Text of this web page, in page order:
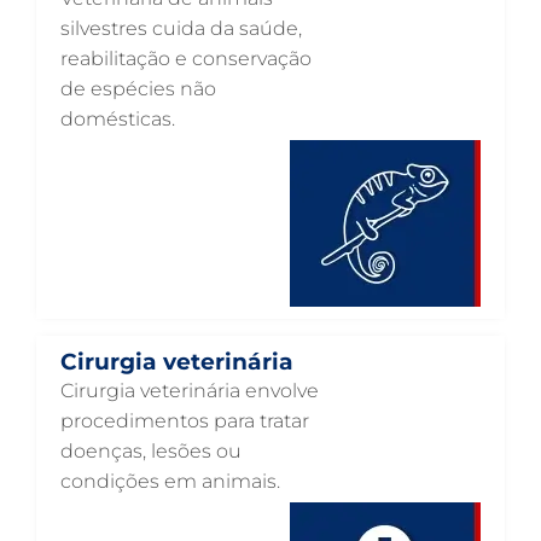
ENDOCRINOLOGIA VETERINÁRIA EM GUARULHOS
EMERGÊNCIA VETERINÁRIA EM GUARULHOS
EMERGÊNCIA PARA PETS EM GUARULHOS
DERMATOLOGIA VETERINÁRIA EM GUARULHOS
CUIDADOS INTENSIVOS EM ANIMAIS EM GUARULHOS
CUIDADOS EM ANIMAIS 24 HORAS EM GUARULHOS
CLÍNICA VETERINÁRIA 24 HORAS EM GUARULHOS
CIRURGIA VETERINÁRIA GERAL EM GUARULHOS
CARDIOLOGISTA VETERINÁRIO EM GUARULHOS
CARDIOLOGIA VETERINÁRIA EM GUARULHOS
silvestres cuida da saúde,
reabilitação e conservação
de espécies não
domésticas.
Cirurgia veterinária
Cirurgia veterinária envolve
procedimentos para tratar
doenças, lesões ou
condições em animais.